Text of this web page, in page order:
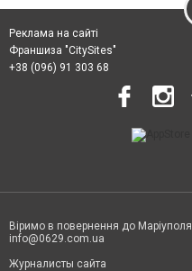
Реклама на сайті
Франшиза "CitySites"
+38 (096) 91 303 68
Віримо в повернення до Маріуполя
info@0629.com.ua
Журналисты сайта